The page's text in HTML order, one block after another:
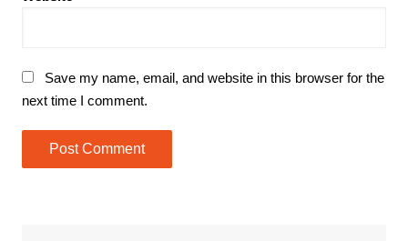
Save my name, email, and website in this browser for the
next time I comment.